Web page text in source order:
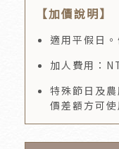
【加價說明】
適用平假日
加人費用：
特殊節日及
價差額方可使